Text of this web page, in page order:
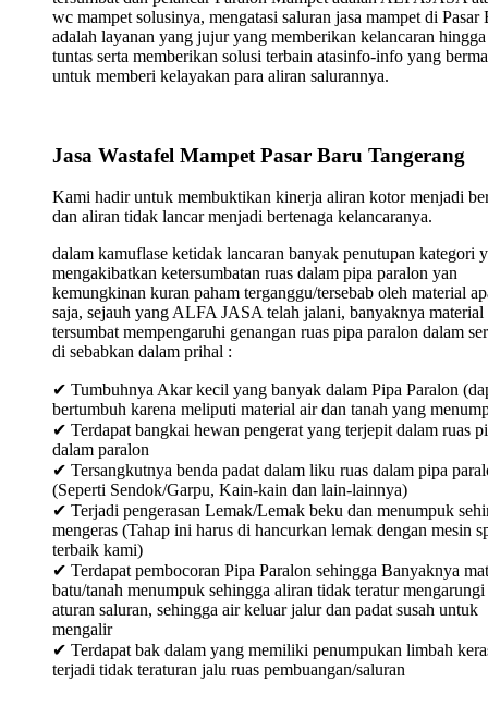
wc mampet solusinya, mengatasi saluran jasa mampet di Pasar
adalah layanan yang jujur yang memberikan kelancaran hingga
tuntas serta memberikan solusi terbain atasinfo-info yang
untuk memberi kelayakan para aliran salurannya.
Jasa Wastafel Mampet Pasar Baru Tangerang
Kami hadir untuk membuktikan kinerja aliran kotor menjadi
dan aliran tidak lancar menjadi bertenaga kelancaranya.
dalam kamuflase ketidak lancaran banyak penutupan kategori
mengakibatkan ketersumbatan ruas dalam pipa paralon yan
kemungkinan kuran paham terganggu/tersebab oleh material
saja, sejauh yang ALFA JASA telah jalani, banyaknya material
tersumbat mempengaruhi genangan ruas pipa paralon dalam
di sebabkan dalam prihal :
✔ Tumbuhnya Akar kecil yang banyak dalam Pipa Paralon
bertumbuh karena meliputi material air dan tanah yang
✔ Terdapat bangkai hewan pengerat yang terjepit dalam ruas
dalam paralon
✔ Tersangkutnya benda padat dalam liku ruas dalam pipa
(Seperti Sendok/Garpu, Kain-kain dan lain-lainnya)
✔ Terjadi pengerasan Lemak/Lemak beku dan menumpuk
mengeras (Tahap ini harus di hancurkan lemak dengan mesin
terbaik kami)
✔ Terdapat pembocoran Pipa Paralon sehingga Banyaknya
batu/tanah menumpuk sehingga aliran tidak teratur mengarungi
aturan saluran, sehingga air keluar jalur dan padat susah untuk
mengalir
✔ Terdapat bak dalam yang memiliki penumpukan limbah
terjadi tidak teraturan jalu ruas pembuangan/saluran